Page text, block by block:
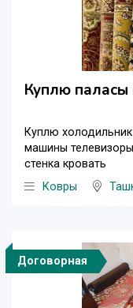
Куплю
Куплю
машины
стенка кровать
Ковры
Договорная